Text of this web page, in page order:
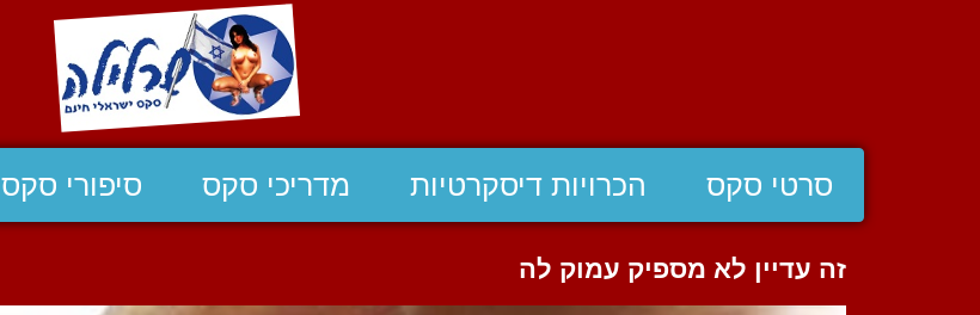
סרטי סקס הכרויות דיסקרטיות מדריכי סקס סיפורי סקס
זה עדיין לא מספיק עמוק לה